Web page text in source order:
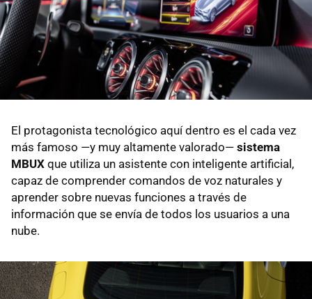
El protagonista tecnológico aquí dentro es el cada vez
más famoso —y muy altamente valorado— sistema
MBUX que utiliza un asistente con inteligente artificial,
capaz de comprender comandos de voz naturales y
aprender sobre nuevas funciones a través de
información que se envía de todos los usuarios a una
nube.